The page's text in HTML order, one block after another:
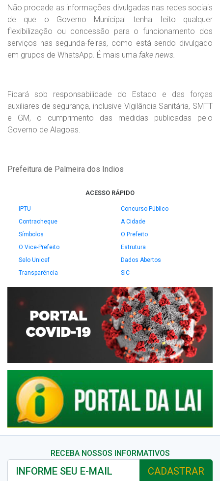
Não procede as informações divulgadas nas redes sociais
de que o Governo Municipal tenha feito qualquer
flexibilização ou concessão para o funcionamento dos
serviços nas segunda-feiras, como está sendo divulgado
em grupos de WhatsApp. É mais uma fake news.
Ficará sob responsabilidade do Estado e das forças
auxiliares de segurança, inclusive Vigilância Sanitária, SMTT
e GM, o cumprimento das medidas publicadas pelo
Governo de Alagoas.
Prefeitura de Palmeira dos Indios
ACESSO RÁPIDO
IPTU
Concurso Público
Contracheque
A Cidade
Símbolos
O Prefeito
O Vice-Prefeito
Estrutura
Selo Unicef
Dados Abertos
Transparência
SIC
RECEBA NOSSOS INFORMATIVOS
CADASTRAR